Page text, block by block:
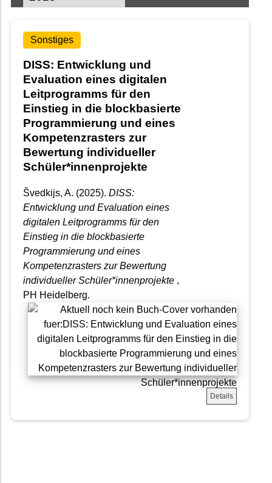
Sonstiges
DISS: Entwicklung und
Evaluation eines digitalen
Leitprogramms für den
Einstieg in die blockbasierte
Programmierung und eines
Kompetenzrasters zur
Bewertung individueller
Schüler*innenprojekte
Švedkijs, A. (2025). DISS:
Entwicklung und Evaluation eines
digitalen Leitprogramms für den
Einstieg in die blockbasierte
Programmierung und eines
Kompetenzrasters zur Bewertung
individueller Schüler*innenprojekte ,
PH Heidelberg.
Details